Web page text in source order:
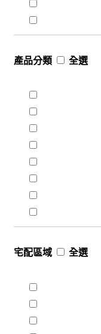
產品分類 全選
宅配區域 全選